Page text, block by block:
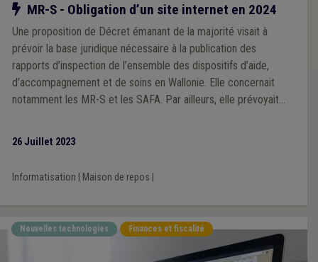
Notre action
MR-S - Obligation d’un site internet en 2024
Une proposition de Décret émanant de la majorité visait à
prévoir la base juridique nécessaire à la publication des
rapports d’inspection de l’ensemble des dispositifs d’aide,
d’accompagnement et de soins en Wallonie. Elle concernait
notamment les MR-S et les SAFA. Par ailleurs, elle prévoyait
26 Juillet 2023
Informatisation Maison de repos
Nouvelles technologies Finances et fiscalité